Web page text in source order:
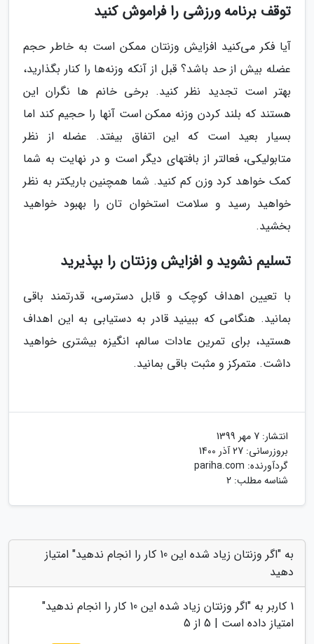
توقف برنامه ورزشی را فراموش کنید
آیا فکر می‌کنید افزایش وزنتان ممکن است به خاطر حجم
عضله بیش از حد باشد؟ قبل از آنکه وزنه‌ها را کنار بگذارید،
بهتر است تجدید نظر کنید. برخی خانم ها نگران این
هستند که بلند کردن وزنه ممکن است آنها را حجیم کند اما
بسیار بعید است که این اتفاق بیفتد. عضله از نظر
متابولیکی، فعالتر از بافتهای دیگر است و در نهایت به شما
کمک خواهد کرد وزن کم کنید. شما همچنین باریکتر به نظر
خواهید رسید و سلامت استخوان تان را بهبود خواهید
بخشید.
تسلیم نشوید و افزایش وزنتان را بپذیرید
با تعیین اهداف کوچک و قابل دسترسی، قدرتمند باقی
بمانید. هنگامی که ببینید قادر به دستیابی به این اهداف
هستید، برای تمرین عادات سالم، انگیزه بیشتری خواهید
داشت. متمرکز و مثبت باقی بمانید.
انتشار: 7 مهر 1399
بروزرسانی: 27 آذر 1400
گردآورنده: pariha.com
شناسه مطلب: 2
به "اگر وزنتان زیاد شده این 10 کار را انجام ندهید" امتیاز
دهید
1 کاربر به "اگر وزنتان زیاد شده این 10 کار را انجام ندهید
"
امتیاز داده است | 5 از 5